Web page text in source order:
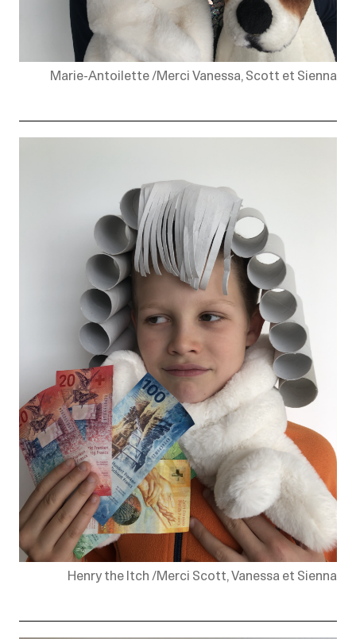
Marie-Antoilette /Merci Vanessa, Scott et Sienna
Henry the Itch /Merci Scott, Vanessa et Sienna